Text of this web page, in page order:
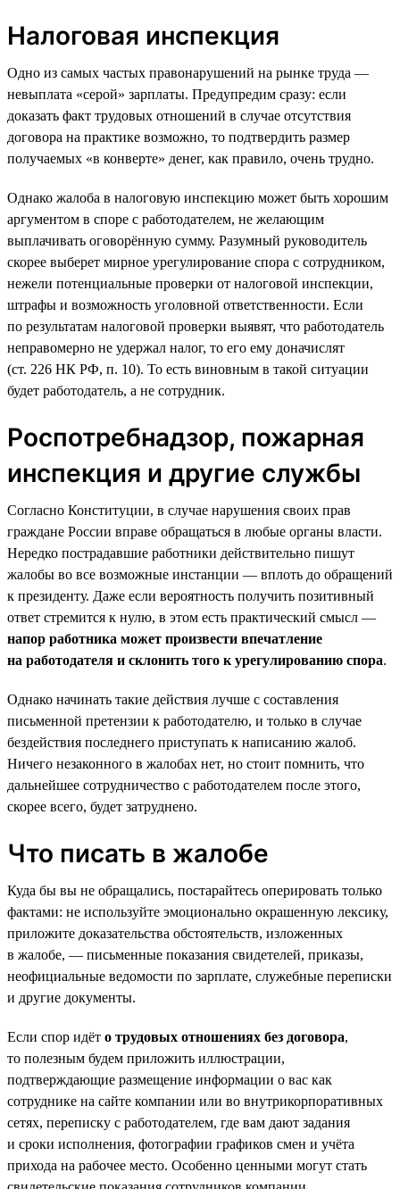
Налоговая инспекция
Одно из самых частых правонарушений на рынке труда —
невыплата «серой» зарплаты. Предупредим сразу: если
доказать факт трудовых отношений в случае отсутствия
договора на практике возможно, то подтвердить размер
получаемых «в конверте» денег, как правило, очень трудно.
Однако жалоба в налоговую инспекцию может быть хорошим
аргументом в споре с работодателем, не желающим
выплачивать оговорённую сумму. Разумный руководитель
скорее выберет мирное урегулирование спора с сотрудником,
нежели потенциальные проверки от налоговой инспекции,
штрафы и возможность уголовной ответственности. Если
по результатам налоговой проверки выявят, что работодатель
неправомерно не удержал налог, то его ему доначислят
(ст. 226 НК РФ, п. 10). То есть виновным в такой ситуации
будет работодатель, а не сотрудник.
Роспотребнадзор, пожарная
инспекция и другие службы
Согласно Конституции, в случае нарушения своих прав
граждане России вправе обращаться в любые органы власти.
Нередко пострадавшие работники действительно пишут
жалобы во все возможные инстанции — вплоть до обращений
к президенту. Даже если вероятность получить позитивный
ответ стремится к нулю, в этом есть практический смысл —
напор работника может произвести впечатление
на работодателя и склонить того к урегулированию спора.
Однако начинать такие действия лучше с составления
письменной претензии к работодателю, и только в случае
бездействия последнего приступать к написанию жалоб.
Ничего незаконного в жалобах нет, но стоит помнить, что
дальнейшее сотрудничество с работодателем после этого,
скорее всего, будет затруднено.
Что писать в жалобе
Куда бы вы не обращались, постарайтесь оперировать только
фактами: не используйте эмоционально окрашенную лексику,
приложите доказательства обстоятельств, изложенных
в жалобе, — письменные показания свидетелей, приказы,
неофициальные ведомости по зарплате, служебные переписки
и другие документы.
Если спор идёт о трудовых отношениях без договора,
то полезным будем приложить иллюстрации,
подтверждающие размещение информации о вас как
сотруднике на сайте компании или во внутрикорпоративных
сетях, переписку с работодателем, где вам дают задания
и сроки исполнения, фотографии графиков смен и учёта
прихода на рабочее место. Особенно ценными могут стать